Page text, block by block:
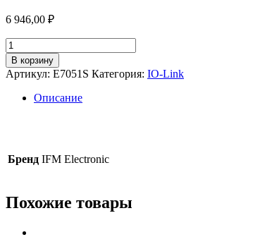
6 946,00 ₽
Количество
товара
Usb-
кабель
e7051s
В корзину
Артикул: E7051S Категория: IO-Link
Описание
Бренд IFM Electronic
Похожие товары